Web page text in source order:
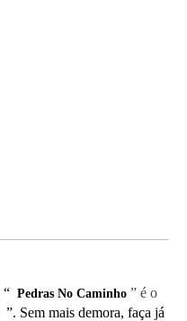
“ Pedras No Caminho ” é o
”. Sem mais demora, faça já